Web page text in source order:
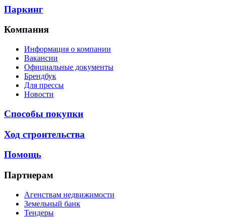
Паркинг
Компания
Информация о компании
Вакансии
Официальные документы
Брендбук
Для прессы
Новости
Способы покупки
Ход строительства
Помощь
Партнерам
Агенствам недвижимости
Земельный банк
Тендеры